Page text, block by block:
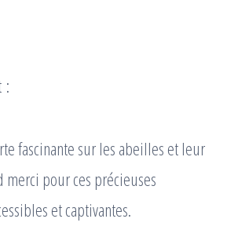
:
fascinante sur les abeilles et leur
merci pour ces précieuses
et captivantes.